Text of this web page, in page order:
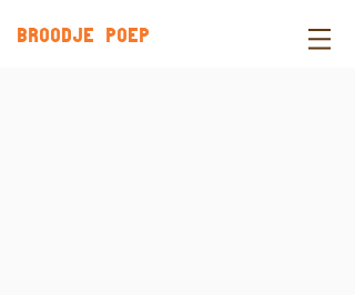
BROODJE POEP